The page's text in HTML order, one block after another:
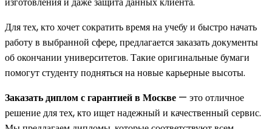
Для тех, кто хочет сократить время на учебу и быстро начать
работу в выбранной сфере, предлагается заказать документы
об окончании университетов. Такие оригинальные бумаги
помогут студенту подняться на новые карьерные высоты.
Заказать диплом с гарантией в Москве — это отличное
решение для тех, кто ищет надежный и качественный сервис.